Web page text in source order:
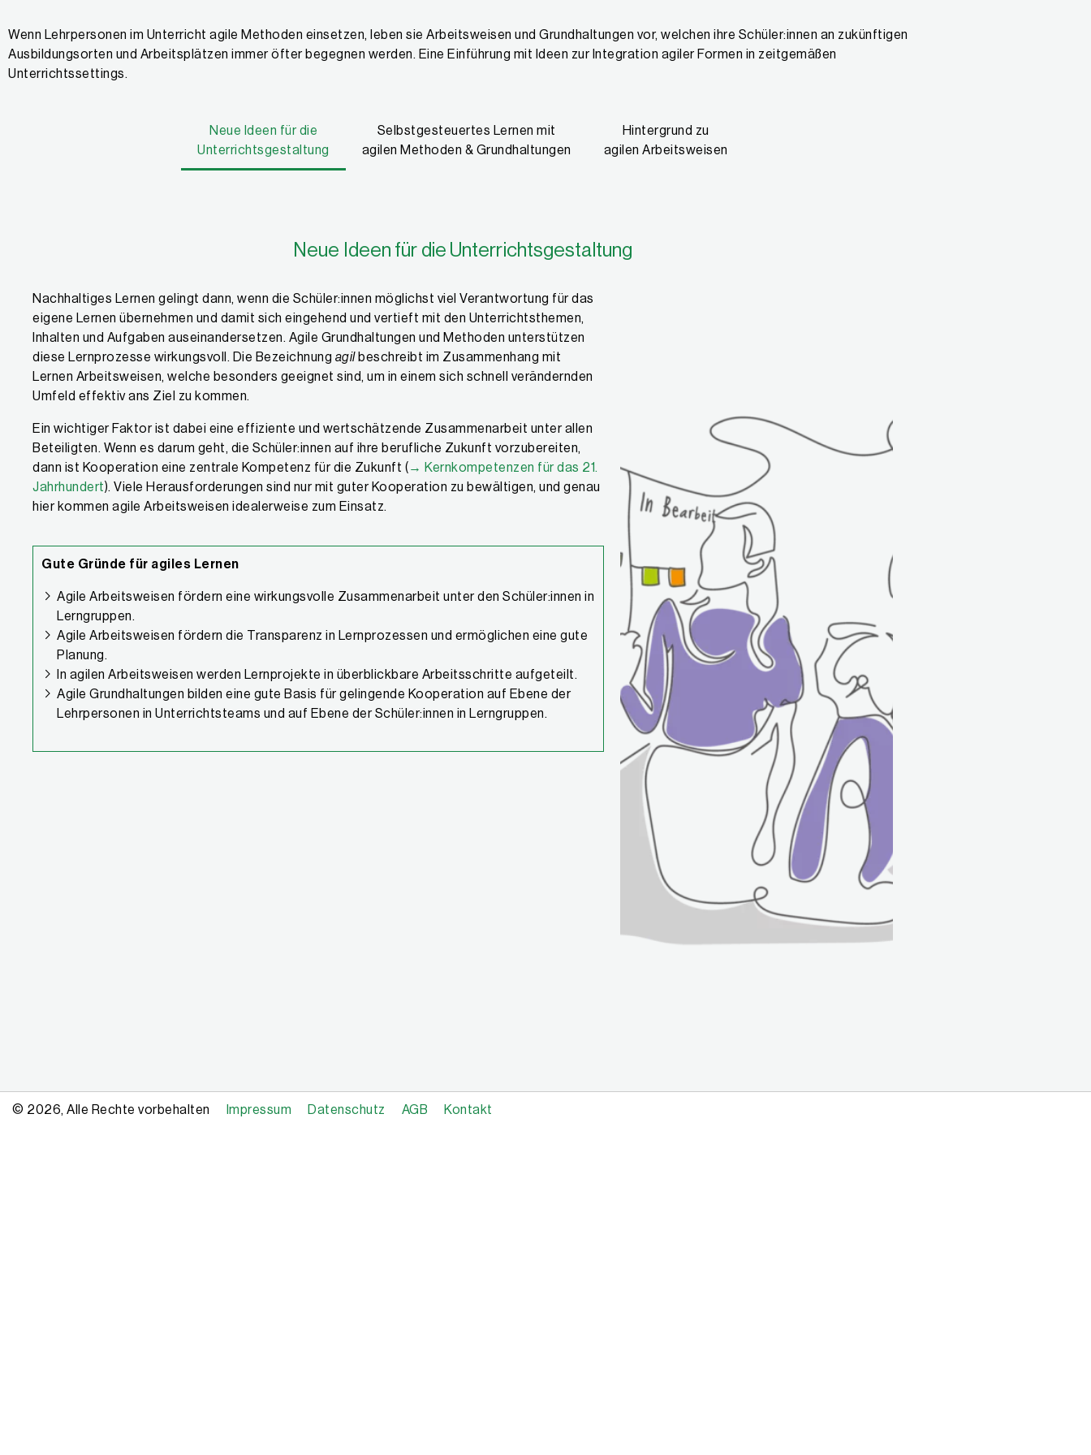
Wenn Lehrpersonen im Unterricht agile Methoden einsetzen, leben sie Arbeitsweisen und Grundhaltungen vor, welchen ihre Schüler:innen an zukünftigen
Ausbildungsorten und Arbeitsplätzen immer öfter begegnen werden. Eine Einführung mit Ideen zur Integration agiler Formen in zeitgemäßen
Unterrichtssettings.
Neue Ideen für die
Unterrichtsgestaltung
Selbstgesteuertes Lernen mit
agilen Methoden & Grundhaltungen
Hintergrund zu
agilen Arbeitsweisen
Neue Ideen für die Unterrichtsgestaltung
Nachhaltiges Lernen gelingt dann, wenn die Schüler:innen möglichst viel Verantwortung für das
eigene Lernen übernehmen und damit sich eingehend und vertieft mit den Unterrichtsthemen,
Inhalten und Aufgaben auseinandersetzen. Agile Grundhaltungen und Methoden unterstützen
diese Lernprozesse wirkungsvoll. Die Bezeichnung agilbeschreibt im Zusammenhang mit
Lernen Arbeitsweisen, welche besonders geeignet sind, um in einem sich schnell verändernden
Umfeld effektiv ans Ziel zu kommen.
Ein wichtiger Faktor ist dabei eine effiziente und wertschätzende Zusammenarbeit unter allen
Beteiligten. Wenn es darum geht, die Schüler:innen auf ihre berufliche Zukunft vorzubereiten,
dann ist Kooperation eine zentrale Kompetenz für die Zukunft ( → Kernkompetenzen für das 21.
Jahrhundert). Viele Herausforderungen sind nur mit guter Kooperation zu bewältigen, und genau
hier kommen agile Arbeitsweisen idealerweise zum Einsatz.
Gute Gründe für agiles Lernen
Agile Arbeitsweisen fördern eine wirkungsvolle Zusammenarbeit unter den Schüler:innen in
Lerngruppen.
Agile Arbeitsweisen fördern die Transparenz in Lernprozessen und ermöglichen eine gute
Planung.
In agilen Arbeitsweisen werden Lernprojekte in überblickbare Arbeitsschritte aufgeteilt.
Agile Grundhaltungen bilden eine gute Basis für gelingende Kooperation auf Ebene der
Lehrpersonen in Unterrichtsteams und auf Ebene der Schüler:innen in Lerngruppen.
Copyright
© 2026, Alle Rechte vorbehalten Impressum Datenschutz AGB Kontakt